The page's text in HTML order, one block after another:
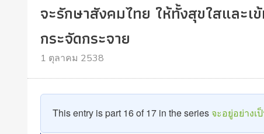
จะรักษาสังคมไทย ให้ทั้งสุขใสและเ
กระจัดกระจาย
1 ตุลาคม 2538
This entry is part 16 of 17 in the series จะอยู่อย่างเ